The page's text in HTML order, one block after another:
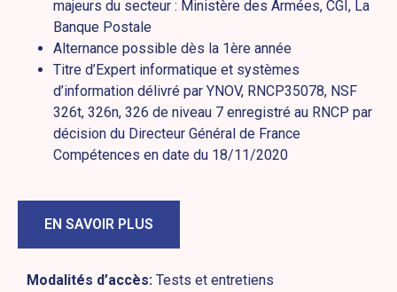
majeurs du secteur : Ministère des Armées, CGI, La
Banque Postale
Alternance possible dès la 1ère année
Titre d’Expert informatique et systèmes
d’information délivré par YNOV, RNCP35078, NSF
326t, 326n, 326 de niveau 7 enregistré au RNCP par
décision du Directeur Général de France
Compétences en date du 18/11/2020
EN SAVOIR PLUS
Modalités d’accès: Tests et entretiens